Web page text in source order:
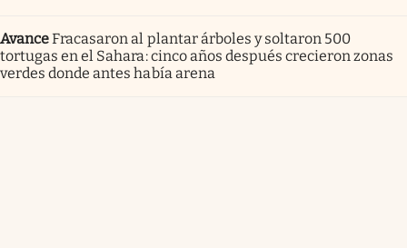
AvanceFracasaron al plantar árboles y soltaron 500
tortugas en el Sahara: cinco años después crecieron zonas
verdes donde antes había arena